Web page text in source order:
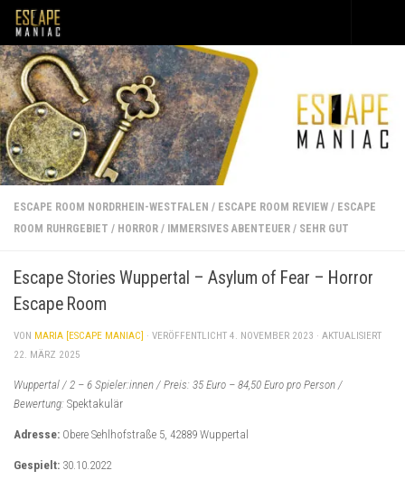
Unter dem Inhalt
ESCAPE ROOM NORDRHEIN-WESTFALEN / ESCAPE ROOM REVIEW / ESCAPE
ROOM RUHRGEBIET / HORROR / IMMERSIVES ABENTEUER / SEHR GUT
Escape Stories Wuppertal – Asylum of Fear – Horror
Escape Room
VON MARIA [ESCAPE MANIAC] · VERÖFFENTLICHT 4. NOVEMBER 2023 · AKTUALISIERT
22. MÄRZ 2025
Wuppertal / 2 – 6 Spieler:innen / Preis: 35 Euro – 84,50 Euro pro Person /
Bewertung: Spektakulär
Adresse: Obere Sehlhofstraße 5, 42889 Wuppertal
Gespielt: 30.10.2022